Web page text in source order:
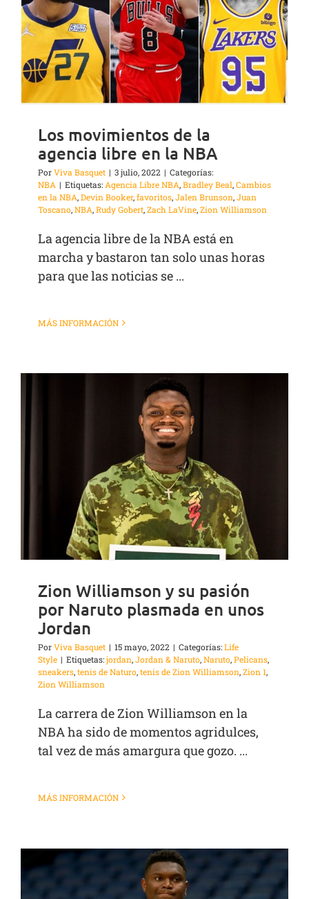
Los movimientos de la
agencia libre en la NBA
PorViva Basquet | 3 julio, 2022 | Categorías:
NBA | Etiquetas: Agencia Libre NBA,Bradley Beal,Cambios
en la NBA,Devin Booker,favoritos,Jalen Brunson,Juan
Toscano,NBA,Rudy Gobert,Zach LaVine,Zion Williamson
La agencia libre de la NBA está en
marcha y bastaron tan solo unas horas
para que las noticias se ...
MÁS INFORMACIÓN
Zion Williamson y su pasión
por Naruto plasmada en unos
Jordan
PorViva Basquet | 15 mayo, 2022 | Categorías:Life
Style | Etiquetas:jordan,Jordan & Naruto,Naruto,Pelicans,
sneakers,tenis de Naturo,tenis de Zion Williamson,Zion 1,
Zion Williamson
La carrera de Zion Williamson en la
NBA ha sido de momentos agridulces,
tal vez de más amargura que gozo. ...
MÁS INFORMACIÓN